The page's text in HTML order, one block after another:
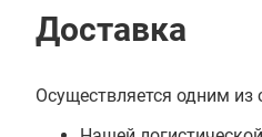
Доставка
Осуществляется одним